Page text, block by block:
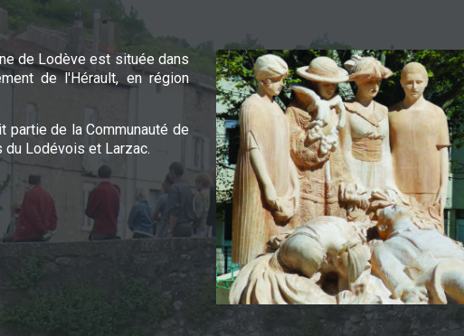
de Lodève est située dans
de l'Hérault, en région
partie de la Communauté de
du Lodévois et Larzac.